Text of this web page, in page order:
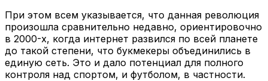
При этом всем указывается, что данная революция
произошла сравнительно недавно, ориентировочно
в 2000-х, когда интернет развился по всей планете
до такой степени, что букмекеры объединились в
единую сеть. Это и дало потенциал для полного
контроля над спортом, и футболом, в частности.